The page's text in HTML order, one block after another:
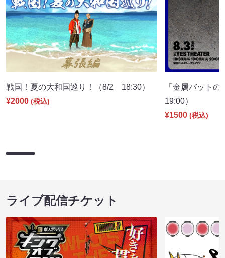
戦国！夏の大和国巡り！（8/2 18:30）
¥2000 (税込)
「金属バット
19:00）
¥1500 (税込)
ライブ配信チケット